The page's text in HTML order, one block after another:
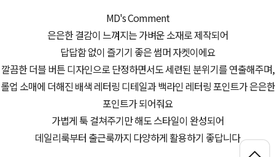
MD's Comment
은은한 결감이 느껴지는 가벼운 소재로 제작되어
답답함 없이 즐기기 좋은 썸머 자켓이에요
깔끔한 더블 버튼 디자인으로 단정하면서도 세련된 분위기를 연출해주며,
롤업 소매에 더해진 배색 레터링 디테일과 백라인 레터링 포인트가 은은한
포인트가 되어줘요
가볍게 툭 걸쳐주기만 해도 스타일이 완성되어
데일리룩부터 출근룩까지 다양하게 활용하기 좋답니다